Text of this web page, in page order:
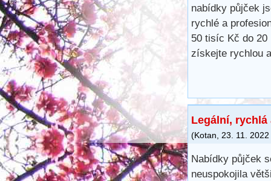
nabídky půjček
rychlé a
50 tisíc Kč do 20
získejte rychlou
Legální, rychlá
(Kotan, 23. 11. 2022
Nabídky půjček
neuspokojila